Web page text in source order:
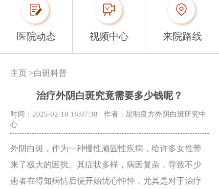
医院动态 视频中心 来院路线
主页 >白斑科普
治疗外阴白斑究竟需要多少钱呢？
时间：2025-02-10 16:07:38
作者：昆明良方外阴白斑研究中
心
外阴白斑，作为一种慢性顽固性疾病，给许多女性带
来了极大的困扰。其症状多样，病因复杂，导致不少
患者在得知病情后便开始忧心忡忡，尤其是对于治疗